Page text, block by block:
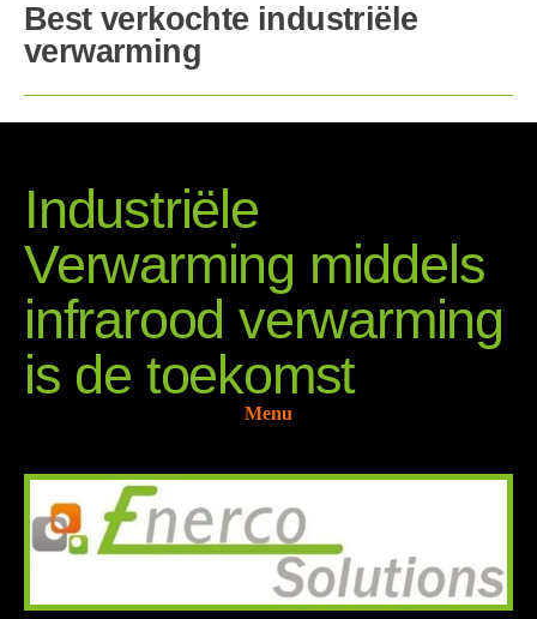
Best verkochte industriële
verwarming
Industriële
Verwarming middels
infrarood verwarming
is de toekomst
Menu